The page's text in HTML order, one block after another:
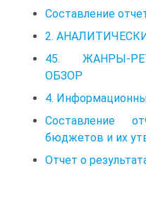
Составление
2.
45. ЖАНРЫ-
ОБЗОР
4.
Составление
бюджетов и их
Отчет о